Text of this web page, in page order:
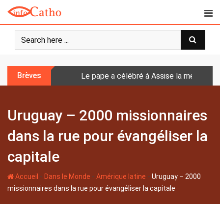
o
Brèves Le pape a célébré à Assise la messe
Uruguay – 2000 missionnaires
dans la rue pour évangéliser la
capitale
Accueil - Dans le Monde - Amérique latine - Uruguay – 2000
missionnaires dans la rue pour évangéliser la capitale